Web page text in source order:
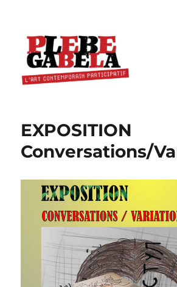
EXPOSITION
Conversations/